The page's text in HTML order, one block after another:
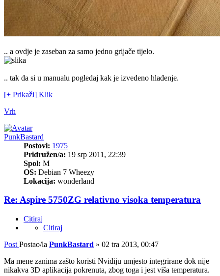
.. a ovdje je zaseban za samo jedno grijače tijelo.
.. tak da si u manualu pogledaj kak je izvedeno hlađenje.
[+ Prikaži] Klik
Vrh
PunkBastard
Postovi: 1975
Pridružen/a: 19 srp 2011, 22:39
Spol: M
OS: Debian 7 Wheezy
Lokacija: wonderland
Re: Aspire 5750ZG relativno visoka temperatura
Citiraj
Citiraj
Post Postao/la PunkBastard » 02 tra 2013, 00:47
Ma mene zanima zašto koristi Nvidiju umjesto integrirane dok nije
nikakva 3D aplikacija pokrenuta, zbog toga i jest viša temperatura.